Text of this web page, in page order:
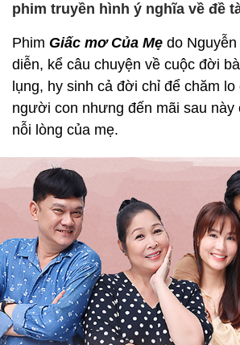
phim truyền hình ý nghĩa về đề
Phim Giấc mơ Của Mẹ do
diễn, kể câu chuyện về cuộc đời
lụng, hy sinh cả đời chỉ để chăm
người con nhưng đến mãi sau này
nỗi lòng của mẹ.